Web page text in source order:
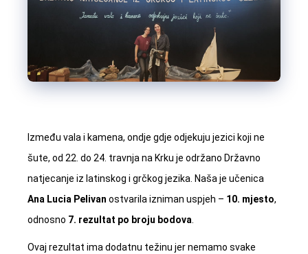
Između vala i kamena, ondje gdje odjekuju jezici koji ne
šute, od 22. do 24. travnja na Krku je održano Državno
natjecanje iz latinskog i grčkog jezika. Naša je učenica
Ana Lucia Pelivan ostvarila izniman uspjeh – 10. mjesto,
odnosno 7. rezultat po broju bodova.
Ovaj rezultat ima dodatnu težinu jer nemamo svake